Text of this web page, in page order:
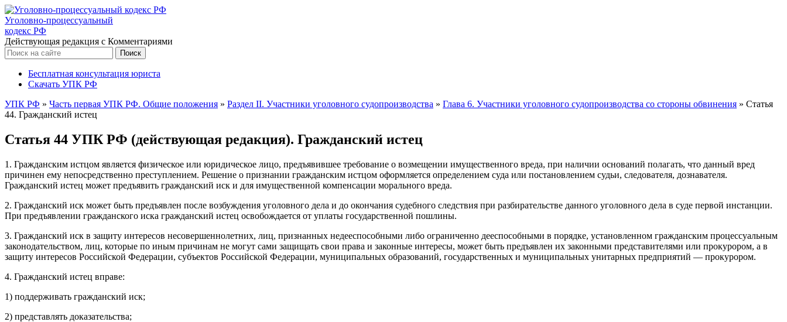
Уголовно-процессуальный
кодекс РФ
Действующая редакция с Комментариями
Бесплатная консультация юриста
Скачать УПК РФ
УПК РФ » Часть первая УПК РФ. Общие положения » Раздел II. Участники уголовного судопроизводства » Глава 6. Участники уголовного судопроизводства со стороны обвинения » Статья
44. Гражданский истец
Статья 44 УПК РФ (действующая редакция). Гражданский истец
1. Гражданским истцом является физическое или юридическое лицо, предъявившее требование о возмещении имущественного вреда, при наличии оснований полагать, что данный вред
причинен ему непосредственно преступлением. Решение о признании гражданским истцом оформляется определением суда или постановлением судьи, следователя, дознавателя.
Гражданский истец может предъявить гражданский иск и для имущественной компенсации морального вреда.
2. Гражданский иск может быть предъявлен после возбуждения уголовного дела и до окончания судебного следствия при разбирательстве данного уголовного дела в суде первой инстанции.
При предъявлении гражданского иска гражданский истец освобождается от уплаты государственной пошлины.
3. Гражданский иск в защиту интересов несовершеннолетних, лиц, признанных недееспособными либо ограниченно дееспособными в порядке, установленном гражданским процессуальным
законодательством, лиц, которые по иным причинам не могут сами защищать свои права и законные интересы, может быть предъявлен их законными представителями или прокурором, а в
защиту интересов Российской Федерации, субъектов Российской Федерации, муниципальных образований, государственных и муниципальных унитарных предприятий — прокурором.
4. Гражданский истец вправе:
1) поддерживать гражданский иск;
2) представлять доказательства;